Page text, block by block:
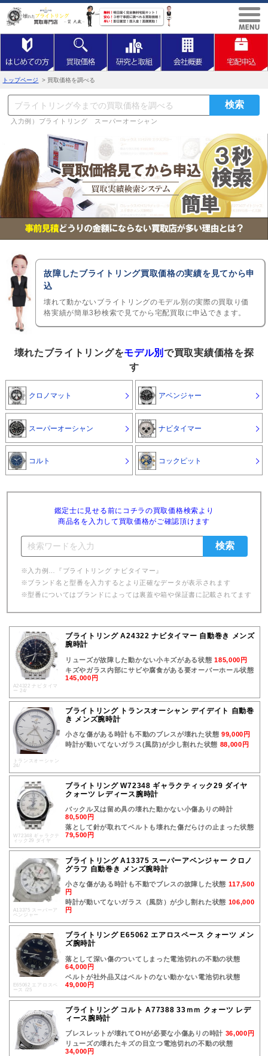
トップページ > 買取価格を調べる
入力例）ブライトリング スーパーオーシャン
故障したブライトリング買取価格の実績を見てから申
込
壊れて動かないブライトリングのモデル別の実際の買取り価
格実績が簡単3秒検索で見てから宅配買取に申込できます。
壊れたブライトリングをモデル別で買取実績価格を探
す
クロノマット アベンジャー
スーパーオーシャン ナビタイマー
コルト コックピット
鑑定士に見せる前にコチラの買取価格検索より
商品名を入力して買取価格がご確認頂けます
※入力例…『ブライトリング ナビタイマー』
※ブランド名と型番を入力するとより正確なデータが表示されます
※型番についてはブランドによっては裏蓋や箱や保証書に記載されてます
A24322 ナビタイマ
ー 24/
ブライトリング A24322 ナビタイマー 自動巻き メンズ
腕時計
リューズが故障した動かない小キズがある状態185,000円
キズやガラス内部にサビや腐食がある要オーバーホール状態
145,000円
トランスオーシャン
24/
ブライトリング トランスオーシャン デイデイト 自動巻
き メンズ腕時計
小さな傷がある時計も不動のブレスが壊れた状態 99,000円
時計が動いてないガラス(風防)が少し割れた状態 88,000円
W72348 ギャラクテ
ィック29 ダイヤ
ブライトリング W72348 ギャラクティック29 ダイヤ
クォーツ レディース腕時計
バックル又は留め具の壊れた動かない小傷ありの時計
80,500円
落として針が取れてベルトも壊れた傷だらけの止まった状態
79,500円
A13375 スーパーア
ベンジャー
ブライトリング A13375 スーパーアベンジャー クロノ
グラフ 自動巻き メンズ腕時計
小さな傷がある時計も不動でブレスの故障した状態 117,500
円
時計が動いてないガラス（風防）が少し割れた状態 106,000
円
E65062 エアロスペ
ース /25
ブライトリング E65062 エアロスペース クォーツ メン
ズ腕時計
落として深い傷のついてしまった電池切れの不動の状態
64,000円
ベルトが社外品又はベルトのない動かない電池切れ状態
49,000円
ブライトリング コルト A77388 33ｍｍ クォーツ レデ
ィース腕時計
ブレスレットが壊れてOHが必要な小傷ありの時計 36,000円
リューズの壊れたキズの目立つ電池切れの不動の状態
34,000円